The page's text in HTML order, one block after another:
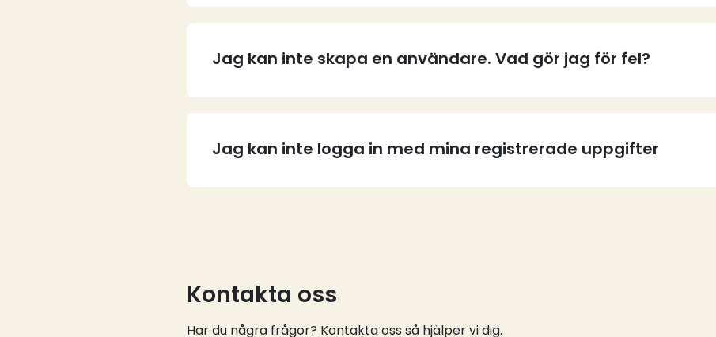
Jag kan inte skapa en användare. Vad gör jag för fel?
Jag kan inte logga in med mina registrerade uppgifter
Kontakta oss
Har du några frågor? Kontakta oss så hjälper vi dig.